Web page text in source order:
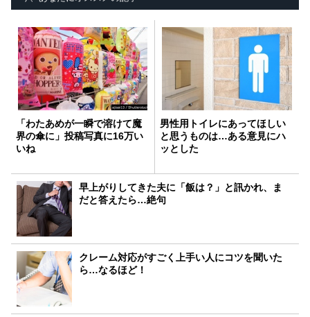
「わたあめが一瞬で溶けて魔
界の傘に」投稿写真に16万い
いね
男性用トイレにあってほしい
と思うものは…ある意見にハ
ッとした
早上がりしてきた夫に「飯は？」と訊かれ、ま
だと答えたら…絶句
クレーム対応がすごく上手い人にコツを聞いた
ら…なるほど！